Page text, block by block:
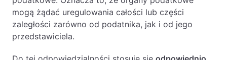
mogą żądać uregulowania całości lub części
zaległości zarówno od podatnika, jak i od jego
przedstawiciela.